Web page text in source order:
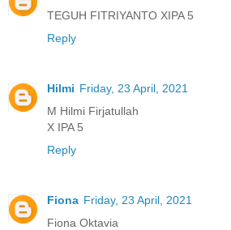
TEGUH FITRIYANTO XIPA 5
Reply
Hilmi Friday, 23 April, 2021
M Hilmi Firjatullah
X IPA 5
Reply
Fiona Friday, 23 April, 2021
Fiona Oktavia